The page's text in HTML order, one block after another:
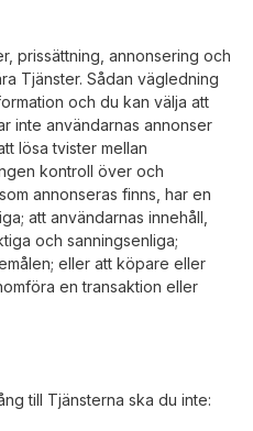
prissättning, annonsering och
Tjänster. Sådan vägledning
och du kan välja att
inte användarnas annonser
lösa tvister mellan
kontroll över och
annonseras finns, har en
att användarnas innehåll,
och sanningsenliga;
eller att köpare eller
en transaktion eller
till Tjänsterna ska du inte: